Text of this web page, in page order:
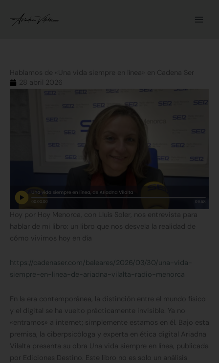
contenido
Hablamos de «Una vida siempre en línea» en Cadena Ser
28 abril 2026
Hoy por Hoy Menorca, con Lluís Soler, nos entrevista para
hablar de mi libro: un libro que nos desvela la realidad de
cómo vivimos hoy en día
https://cadenaser.com/baleares/2026/03/30/una-vida-
siempre-en-linea-de-ariadna-vilalta-radio-menorca
En la era contemporánea, la distinción entre el mundo físico
y el digital se ha vuelto prácticamente invisible. Ya no
«entramos» a internet; simplemente estamos en él. Bajo esta
premisa, la ciberpsicóloga y experta en ética digital Ariadna
Vilalta presenta su obra Una vida siempre en línea, publicada
por Ediciones Destino. Este libro no es solo un análisis